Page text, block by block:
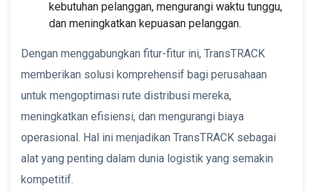
kebutuhan pelanggan, mengurangi waktu tunggu,
dan meningkatkan kepuasan pelanggan.
Dengan menggabungkan fitur-fitur ini, TransTRACK
memberikan solusi komprehensif bagi perusahaan
untuk mengoptimasi rute distribusi mereka,
meningkatkan efisiensi, dan mengurangi biaya
operasional. Hal ini menjadikan TransTRACK sebagai
alat yang penting dalam dunia logistik yang semakin
kompetitif.